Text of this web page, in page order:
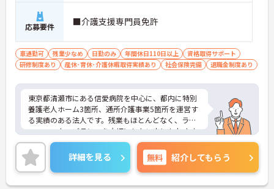
応募要件 ■介護支援専門員免許
車通勤可 残業少なめ 日勤のみ 年間休日110日以上
資格取得サポート
研修制度あり
産休･育休･介護休暇取得実績あり 社会保険完備 退職金制度あり
東京都清瀬市にある信愛病院を中心に、都内に特別
養護老人ホーム3箇所、通所介護事業5箇所を運営す
る実績のある法人です。残業もほとんどなく、ライ
フ・ワーク・バランスを大切にしたい方にもおすす
めです。資格があるけれど未経験、またはブランク
のある方も充実にOJTで安心して勤務できます。
ご興味のある方は面接対策ポイントなどお話致しま
すのでお気軽にお問い合わせください。
詳細を見る 無料 紹介してもらう